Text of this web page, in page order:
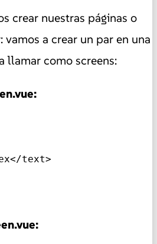
crear nuestras páginas o
vamos a crear un par en una
llamar como screens:
text>